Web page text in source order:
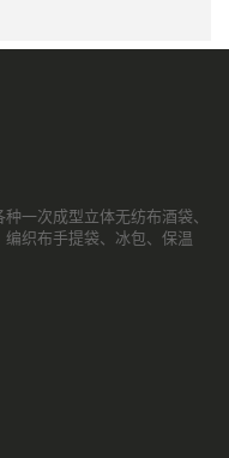
一次成型立体无纺布酒袋、
织布手提袋、冰包、保温